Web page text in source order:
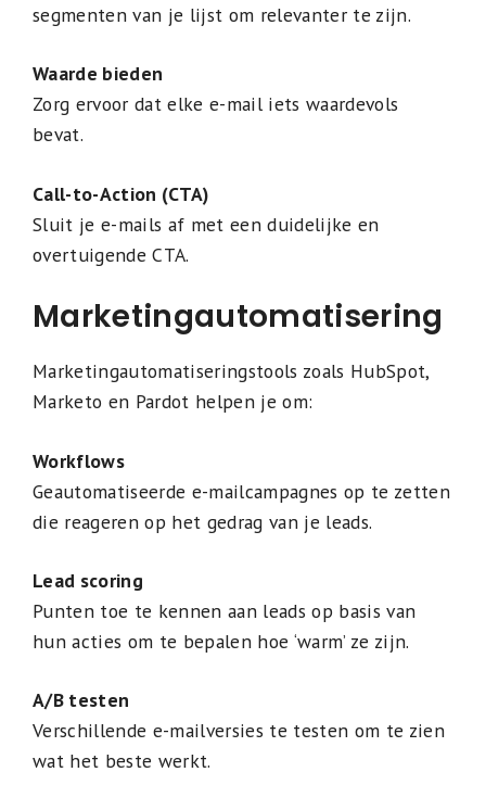
segmenten van je lijst om relevanter te zijn.
Waarde bieden
Zorg ervoor dat elke e-mail iets waardevols
bevat.
Call-to-Action (CTA)
Sluit je e-mails af met een duidelijke en
overtuigende CTA.
Marketingautomatisering
Marketingautomatiseringstools zoals HubSpot,
Marketo en Pardot helpen je om:
Workflows
Geautomatiseerde e-mailcampagnes op te zetten
die reageren op het gedrag van je leads.
Lead scoring
Punten toe te kennen aan leads op basis van
hun acties om te bepalen hoe ‘warm’ ze zijn.
A/B testen
Verschillende e-mailversies te testen om te zien
wat het beste werkt.